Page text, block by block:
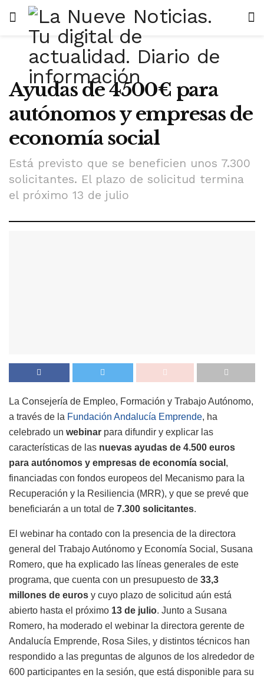
Ayudas de 4500€ para
autónomos y empresas de
economía social
Está previsto que se beneficien unos 7.300
solicitantes. El plazo de solicitud termina
el próximo 13 de julio
La Consejería de Empleo, Formación y Trabajo Autónomo,
a través de la Fundación Andalucía Emprende, ha
celebrado un webinar para difundir y explicar las
características de las nuevas ayudas de 4.500 euros
para autónomos y empresas de economía social ,
financiadas con fondos europeos del Mecanismo para la
Recuperación y la Resiliencia (MRR), y que se prevé que
beneficiarán a un total de 7.300 solicitantes.
El webinar ha contado con la presencia de la directora
general del Trabajo Autónomo y Economía Social, Susana
Romero, que ha explicado las líneas generales de este
programa, que cuenta con un presupuesto de 33,3
millones de euros y cuyo plazo de solicitud aún está
abierto hasta el próximo 13 de julio. Junto a Susana
Romero, ha moderado el webinar la directora gerente de
Andalucía Emprende, Rosa Siles, y distintos técnicos han
respondido a las preguntas de algunos de los alrededor de
600 participantes en la sesión, que está disponible para su